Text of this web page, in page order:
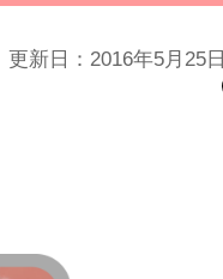
更新日：2016年5月25日